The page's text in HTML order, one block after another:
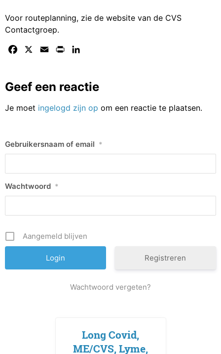
Voor routeplanning, zie de website van de CVS
Contactgroep.
Facebook Email Print
Geef een reactie
Je moet ingelogd zijn op om een reactie te plaatsen.
Gebruikersnaam of email *
Wachtwoord *
Aangemeld blijven
Registreren
Wachtwoord vergeten?
Long Covid,
ME/CVS, Lyme,